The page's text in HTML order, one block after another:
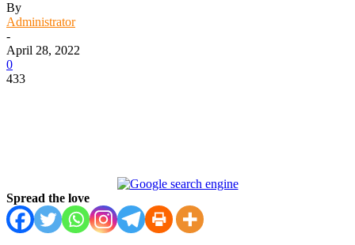
By
Administrator
-
April 28, 2022
0
433
Spread the love